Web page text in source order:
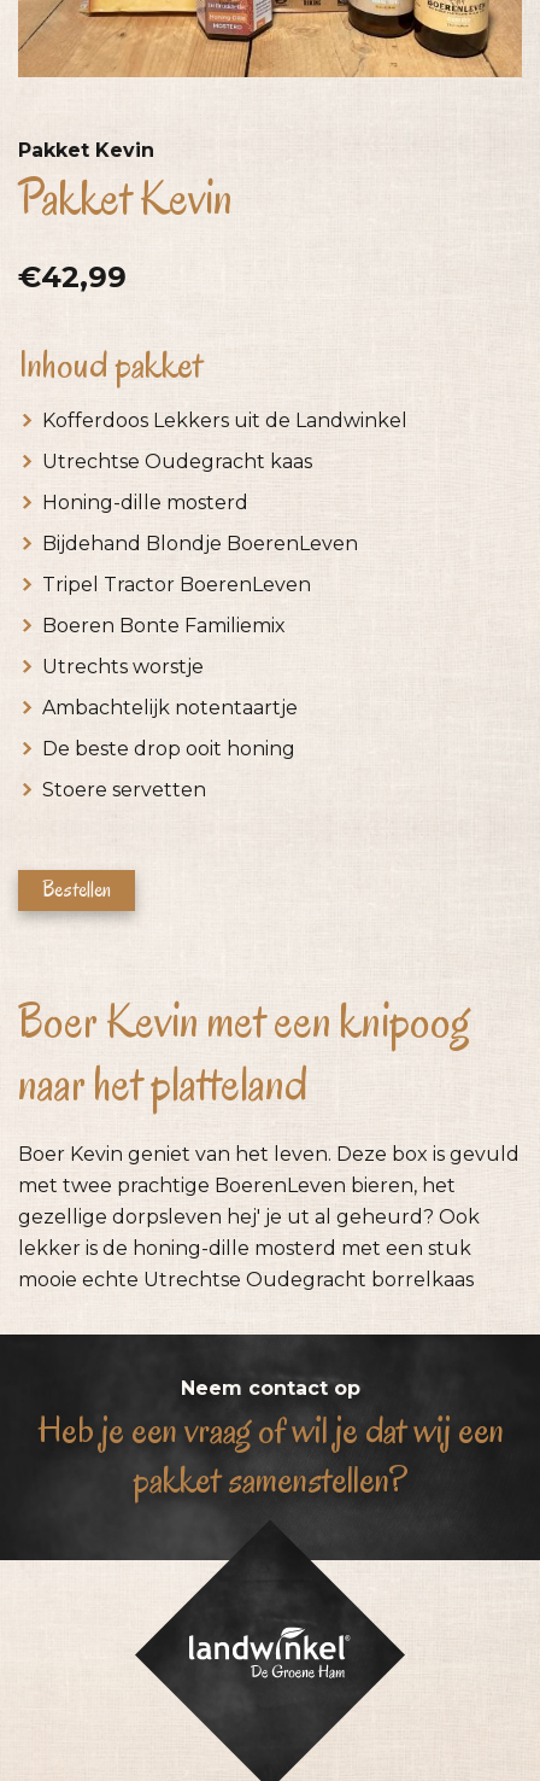
Pakket Kevin
Pakket Kevin
€42,99
Inhoud pakket
Kofferdoos Lekkers uit de Landwinkel
Utrechtse Oudegracht kaas
Honing-dille mosterd
Bijdehand Blondje BoerenLeven
Tripel Tractor BoerenLeven
Boeren Bonte Familiemix
Utrechts worstje
Ambachtelijk notentaartje
De beste drop ooit honing
Stoere servetten
Bestellen
Boer Kevin met een knipoog
naar het platteland
Boer Kevin geniet van het leven. Deze box is gevuld
met twee prachtige BoerenLeven bieren, het
gezellige dorpsleven hej' je ut al geheurd? Ook
lekker is de honing-dille mosterd met een stuk
mooie echte Utrechtse Oudegracht borrelkaas
Neem contact op
Heb je een vraag of wil je dat wij een
pakket samenstellen?